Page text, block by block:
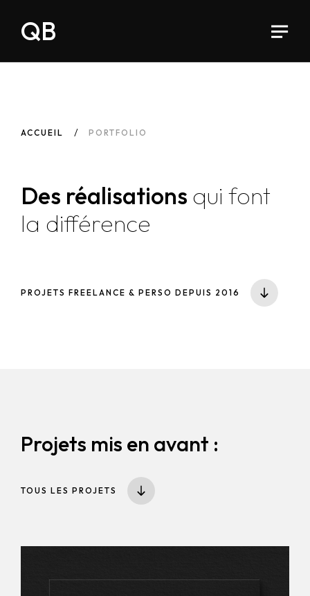
QB
ACCUEIL PORTFOLIO
Des réalisations qui font
la différence
PROJETS FREELANCE & PERSO DEPUIS 2016
Projets mis en avant :
TOUS LES PROJETS